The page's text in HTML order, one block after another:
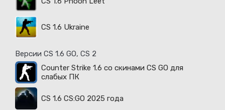
CS 1.6 Ukraine
Версии CS 1.6 GO, CS 2
Counter Strike 1.6 со скинами CS GO для
слабых ПК
CS 1.6 CS:GO 2025 года